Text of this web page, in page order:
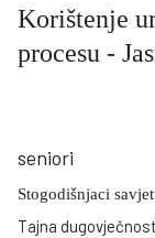
Korištenje
procesu -
seniori
Stogodišnjaci
Tajna